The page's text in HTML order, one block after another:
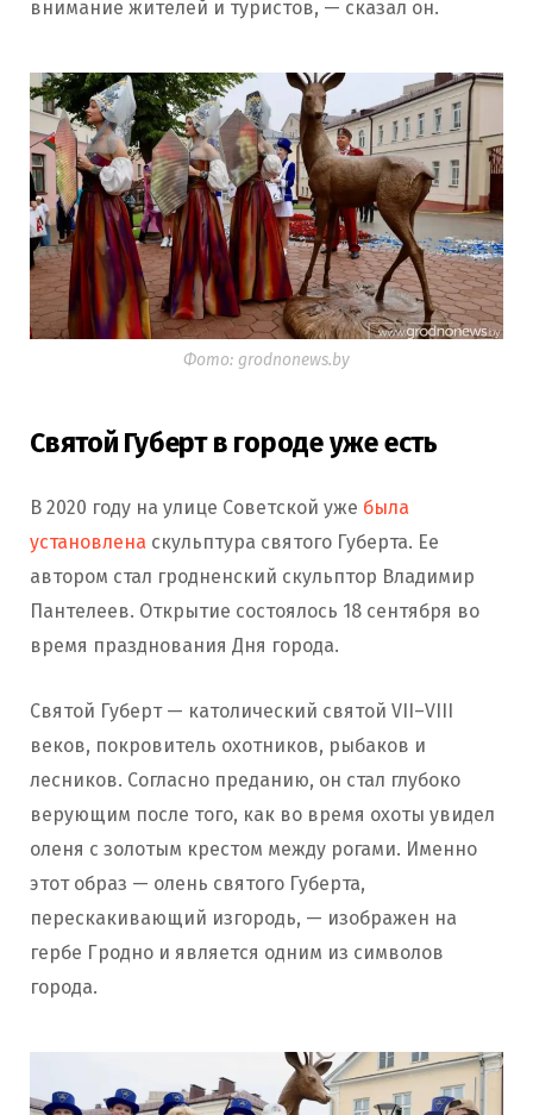
внимание жителей и туристов, — сказал он.
Фото: grodnonews.by
Святой Губерт в городе уже есть
В 2020 году на улице Советской уже была
установлена скульптура святого Губерта. Ее
автором стал гродненский скульптор Владимир
Пантелеев. Открытие состоялось 18 сентября во
время празднования Дня города.
Святой Губерт — католический святой VII–VIII
веков, покровитель охотников, рыбаков и
лесников. Согласно преданию, он стал глубоко
верующим после того, как во время охоты увидел
оленя с золотым крестом между рогами. Именно
этот образ — олень святого Губерта,
перескакивающий изгородь, — изображен на
гербе Гродно и является одним из символов
города.